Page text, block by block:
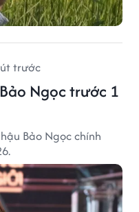
trước
Ngọc trước 1
Bảo Ngọc chính